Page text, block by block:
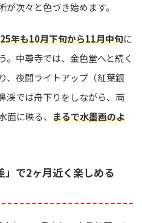
次々と色づき始めます。
年も10月下旬から11月中旬に
。中尊寺では、金色堂へと続く
、夜間ライトアップ（紅葉銀
渓では舟下りをしながら、両
に映る、 まるで水墨画のよ
」で2ヶ月近く楽しめる